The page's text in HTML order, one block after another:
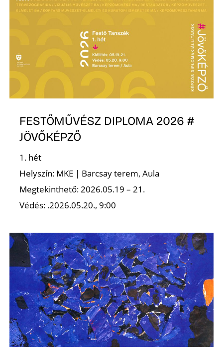
FESTŐMŰVÉSZ DIPLOMA 2026 #
JÖVŐKÉPZŐ
1. hét
Helyszín: MKE | Barcsay terem, Aula
Megtekinthető: 2026.05.19 – 21.
Védés: .2026.05.20., 9:00